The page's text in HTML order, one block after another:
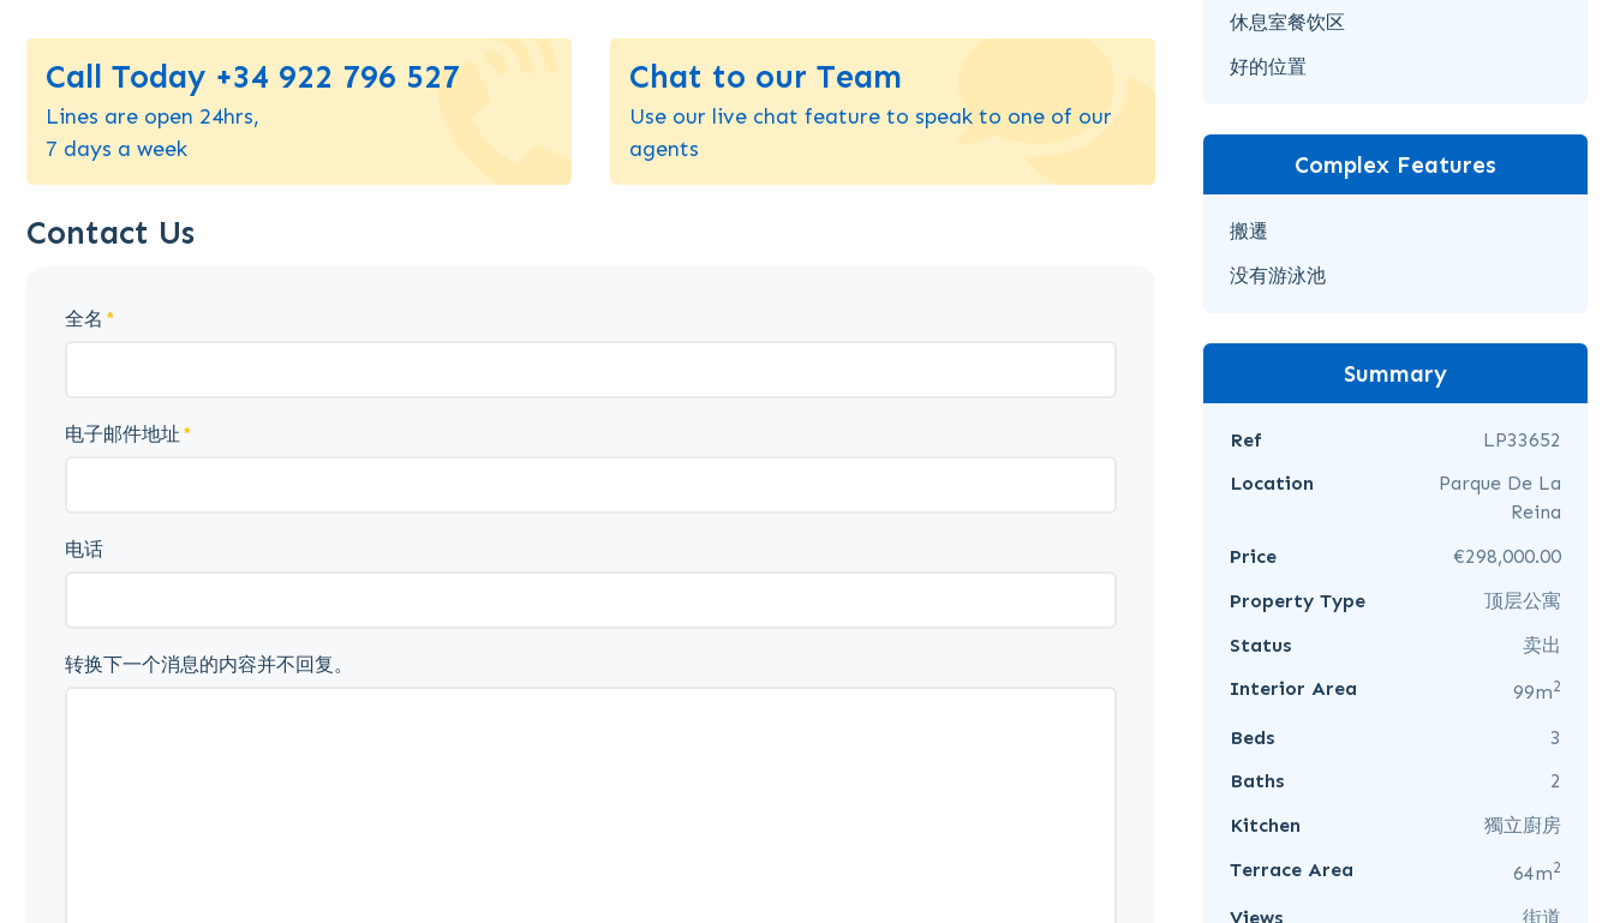
Call Today +34 922 796 527
Lines are open 24hrs,
7 days a week
Chat to our Team
Use our live chat feature to speak to one of our
agents
Contact Us
全名
电子邮件地址
电话
转换下一个消息的内容并不回复。
休息室餐饮区
好的位置
Complex Features
搬遷
没有游泳池
Summary
Ref
LP33652
Location
Parque De La
Reina
Price
€298,000.00
Property Type
顶层公寓
Status
卖出
Interior Area
99m2
Beds
3
Baths
2
Kitchen
獨立廚房
Terrace Area
64m2
Views 街道